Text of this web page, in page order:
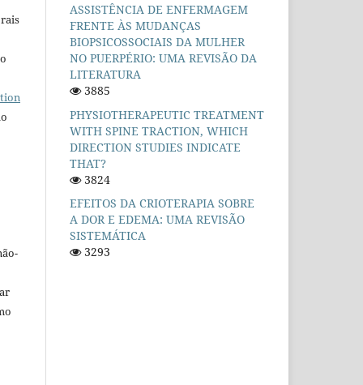
ASSISTÊNCIA DE ENFERMAGEM
FRENTE ÀS MUDANÇAS
BIOPSICOSSOCIAIS DA MULHER
NO PUERPÉRIO: UMA REVISÃO DA
LITERATURA
3885
PHYSIOTHERAPEUTIC TREATMENT
WITH SPINE TRACTION, WHICH
DIRECTION STUDIES INDICATE
THAT?
3824
EFEITOS DA CRIOTERAPIA SOBRE
A DOR E EDEMA: UMA REVISÃO
SISTEMÁTICA
3293